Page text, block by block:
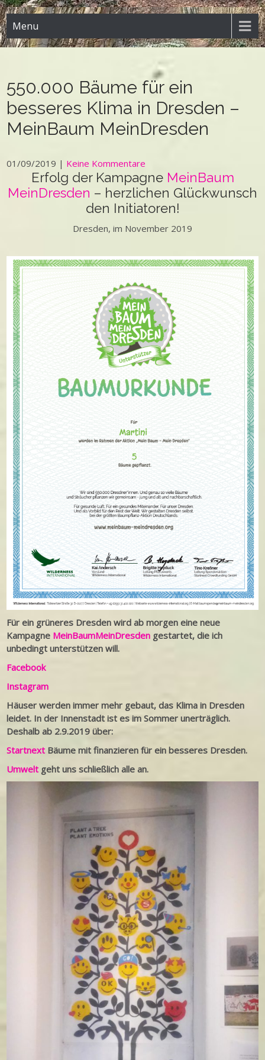
Menu
550.000 Bäume für ein
besseres Klima in Dresden –
MeinBaum MeinDresden
01/09/2019 | Keine Kommentare
Erfolg der Kampagne MeinBaum
MeinDresden – herzlichen Glückwunsch
den Initiatoren!
Dresden, im November 2019
Für ein grüneres Dresden wird ab morgen eine neue
Kampagne MeinBaumMeinDresden gestartet, die ich
unbedingt unterstützen will.
Facebook
Instagram
Häuser werden immer mehr gebaut, das Klima in Dresden
leidet. In der Innenstadt ist es im Sommer unerträglich.
Deshalb ab 2.9.2019 über:
Startnext Bäume mit finanzieren für ein besseres Dresden.
Umwelt geht uns schließlich alle an.